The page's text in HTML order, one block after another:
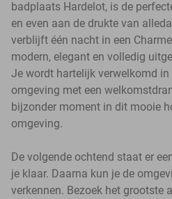
badplaats Hardelot, is de
en even aan de drukte van
verblijft één nacht in een
modern, elegant en volledig
Je wordt hartelijk verwelkomd in
omgeving met een
bijzonder moment in dit mooie
omgeving.
De volgende ochtend staat er
je klaar. Daarna kun je de
verkennen. Bezoek het grootste